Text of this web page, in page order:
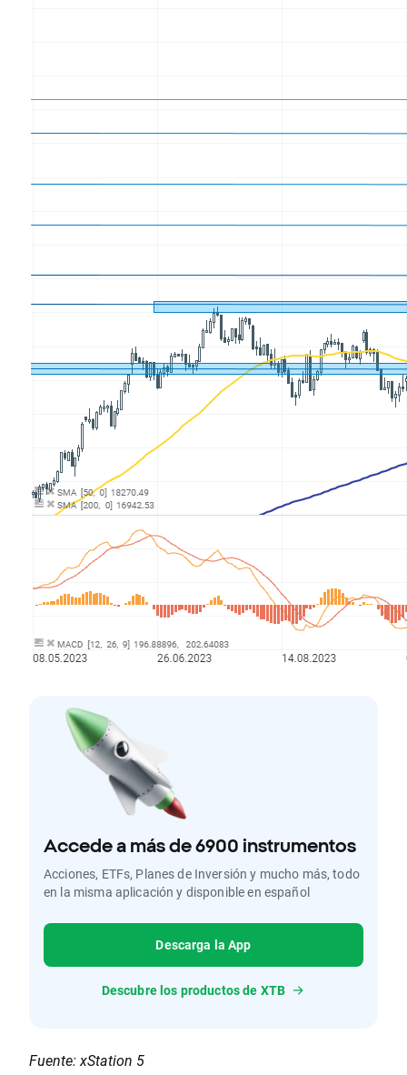
Accede a más de 6900 instrumentos
Acciones, ETFs, Planes de Inversión y mucho más, todo
en la misma aplicación y disponible en español
Descarga la App
Descubre los productos de XTB
Fuente: xStation 5